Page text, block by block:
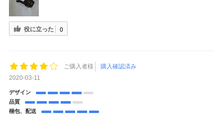
役に立った 0
ご購入者様
購入確認済み
2020-03-11
デザイン
品質
梱包、配送